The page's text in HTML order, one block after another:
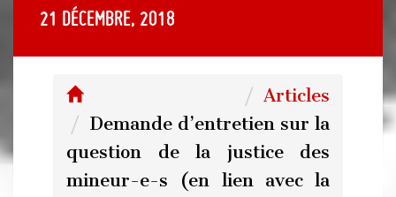
21 décembre, 2018
Articles
Demande d’entretien sur la
question de la justice des
mineur-e-s (en lien avec la